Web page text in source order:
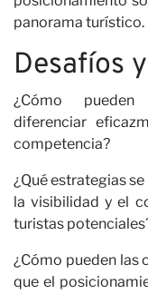
panorama turístico.
Desafíos
¿Cómo pueden
diferenciar
competencia?
¿Qué estrategias
la visibilidad y el
turistas
¿Cómo pueden las
que el